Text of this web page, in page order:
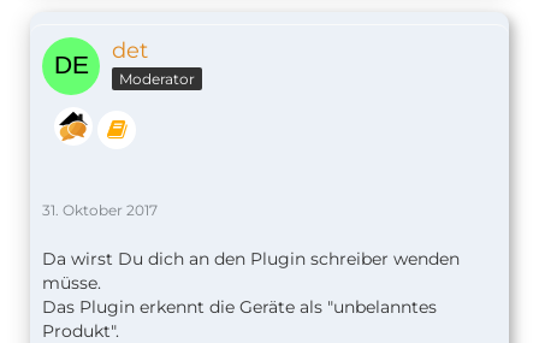
det
Moderator
31. Oktober 2017
Da wirst Du dich an den Plugin schreiber wenden
müsse.
Das Plugin erkennt die Geräte als "unbelanntes
Produkt".